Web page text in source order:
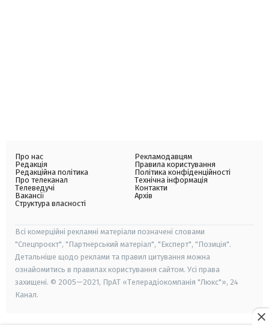
Про нас
Редакція
Редакційна політика
Про телеканал
Телеведучі
Вакансії
Структура власності
Рекламодавцям
Правила користування
Політика конфіденційності
Технічна інформація
Контакти
Архів
Всі комерційні рекламні матеріали позначені словами
"Спецпроєкт", "Партнерський матеріал", "Експерт", "Позиція".
Детальніше щодо реклами та правил цитування можна
ознайомитись в правилах користування сайтом. Усі права
захищені. © 2005—2021, ПрАТ «Телерадіокомпанія "Люкс"», 24
Канал.